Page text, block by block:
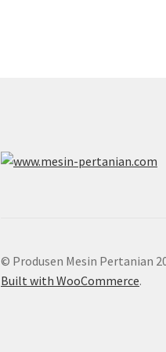
© Produsen Mesin Pertanian
Built with WooCommerce.